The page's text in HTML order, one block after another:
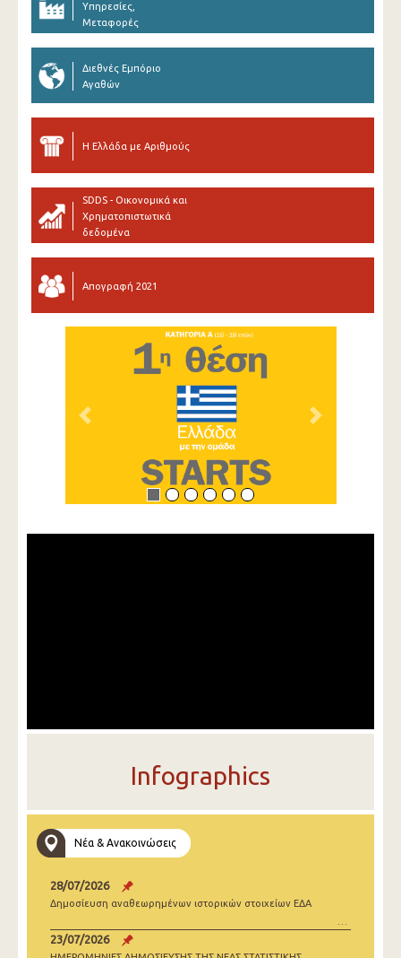
Υπηρεσίες,
Μεταφορές
Διεθνές Εμπόριο
Αγαθών
Η Ελλάδα με Αριθμούς
SDDS - Οικονομικά και
Χρηματοπιστωτικά
δεδομένα
Απογραφή 2021
Previous Next
Infographics
Νέα & Ανακοινώσεις
28/07/2026
Δημοσίευση αναθεωρημένων ιστορικών στοιχείων ΕΔΑ
23/07/2026